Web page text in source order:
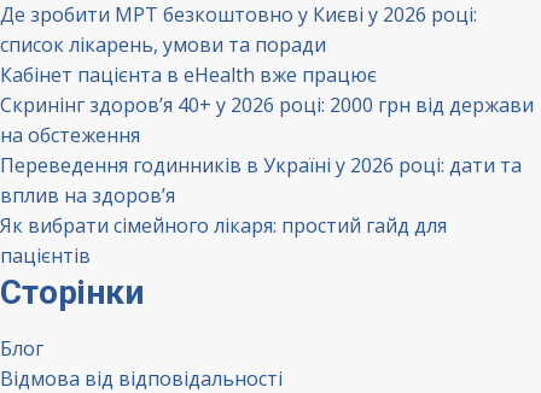
Де зробити МРТ безкоштовно у Києві у 2026 році:
список лікарень, умови та поради
Кабінет пацієнта в eHealth вже працює
Скринінг здоров’я 40+ у 2026 році: 2000 грн від держави
на обстеження
Переведення годинників в Україні у 2026 році: дати та
вплив на здоров’я
Як вибрати сімейного лікаря: простий гайд для
пацієнтів
Сторінки
Блог
Відмова від відповідальності